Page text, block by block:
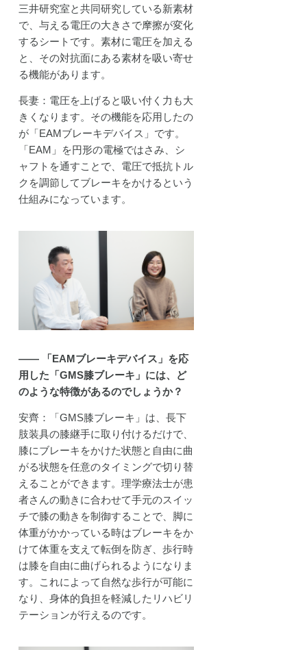
三井研究室と共同研究している新素材
で、与える電圧の大きさで摩擦が変化
するシートです。素材に電圧を加える
と、その対抗面にある素材を吸い寄せ
る機能があります。
長妻：電圧を上げると吸い付く力も大
きくなります。その機能を応用したの
が「EAMブレーキデバイス」です。
「EAM」を円形の電極ではさみ、シ
ャフトを通すことで、電圧で抵抗トル
クを調節してブレーキをかけるという
仕組みになっています。
―― 「EAMブレーキデバイス」を応
用した「GMS膝ブレーキ」には、ど
のような特徴があるのでしょうか？
安齊：「GMS膝ブレーキ」は、長下
肢装具の膝継手に取り付けるだけで、
膝にブレーキをかけた状態と自由に曲
がる状態を任意のタイミングで切り替
えることができます。理学療法士が患
者さんの動きに合わせて手元のスイッ
チで膝の動きを制御することで、脚に
体重がかかっている時はブレーキをか
けて体重を支えて転倒を防ぎ、歩行時
は膝を自由に曲げられるようになりま
す。これによって自然な歩行が可能に
なり、身体的負担を軽減したリハビリ
テーションが行えるのです。